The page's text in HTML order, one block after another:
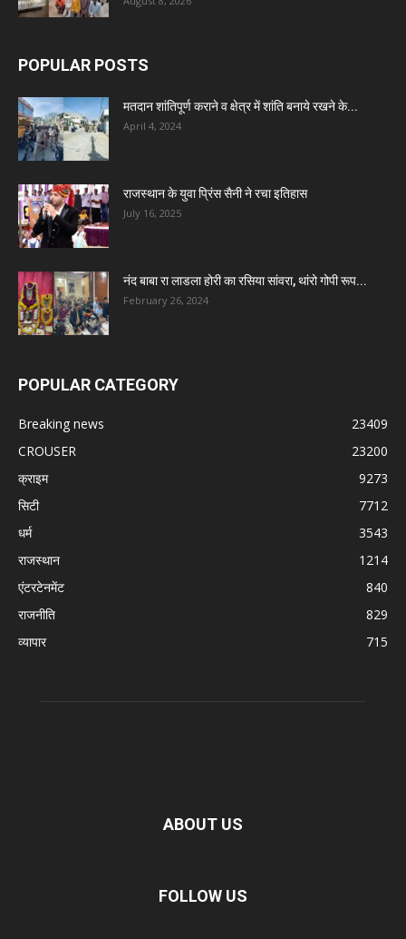
POPULAR POSTS
मतदान शांतिपूर्ण कराने व क्षेत्र में शांति बनाये रखने के...
April 4, 2024
राजस्थान के युवा प्रिंस सैनी ने रचा इतिहास
July 16, 2025
नंद बाबा रा लाडला होरी का रसिया सांवरा, थांरो गोपी रूप...
February 26, 2024
POPULAR CATEGORY
Breaking news
23409
CROUSER
23200
क्राइम
9273
सिटी
7712
धर्म
3543
राजस्थान
1214
एंटरटेनमेंट
840
राजनीति
829
व्यापार
715
ABOUT US
FOLLOW US